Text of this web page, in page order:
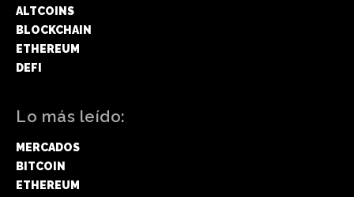
ALTCOINS
BLOCKCHAIN
ETHEREUM
DEFI
Lo más leído:
MERCADOS
BITCOIN
ETHEREUM